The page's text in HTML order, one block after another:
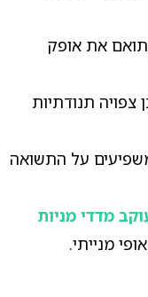
את אופק
צפויה תנודתיות
על התשואה
מדדי מניות
מנייתי.